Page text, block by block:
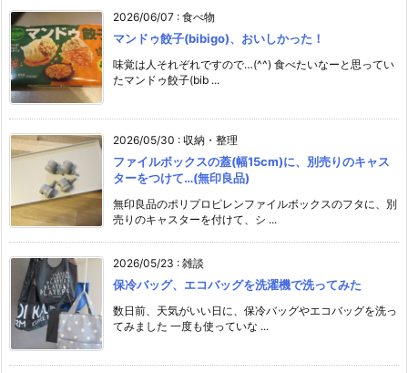
2026/06/07 : 食べ物
マンドゥ餃子(bibigo)、おいしかった！
味覚は人それぞれですので…(^^) 食べたいなーと思ってい
たマンドゥ餃子(bib ...
2026/05/30 : 収納・整理
ファイルボックスの蓋(幅15cm)に、別売りのキャス
ターをつけて…(無印良品)
無印良品のポリプロピレンファイルボックスのフタに、別
売りのキャスターを付けて、シ ...
2026/05/23 : 雑談
保冷バッグ、エコバッグを洗濯機で洗ってみた
数日前、天気がいい日に、保冷バッグやエコバッグを洗っ
てみました 一度も使っていな ...